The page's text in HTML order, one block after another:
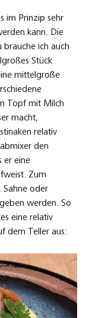
im Prinzip sehr
kann. Die
brauche ich auch
Stück
mittelgroße
Topf mit Milch
macht,
relativ
den
er eine
Zum
Sahne oder
werden. So
eine relativ
dem Teller aus: